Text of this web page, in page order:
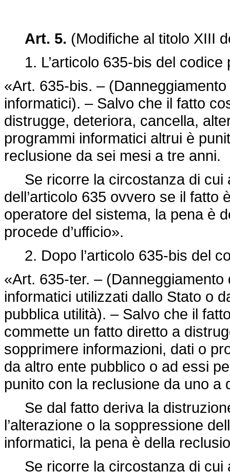
Art. 5. (Modifiche al titolo XIII
1. L’articolo 635-bis del codice
«Art. 635-bis. –
informatici). – Salvo che il fatto
distrugge, deteriora, cancella,
programmi informatici altrui è
reclusione da sei mesi a tre anni.
Se ricorre la circostanza di cui
dell’articolo 635 ovvero se il
operatore del sistema, la pena è
procede d’ufficio».
2. Dopo l’articolo 635-bis del
«Art. 635-ter. –
informatici utilizzati dallo Stato o
pubblica utilità). – Salvo che il
commette un fatto diretto a
sopprimere informazioni, dati o
da altro ente pubblico o ad essi
punito con la reclusione da uno a
Se dal fatto deriva la
l’alterazione o la soppressione
informatici, la pena è della
Se ricorre la circostanza di cui